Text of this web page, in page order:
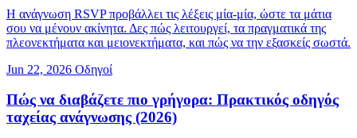
Η ανάγνωση RSVP προβάλλει τις λέξεις μία-μία, ώστε τα μάτια
σου να μένουν ακίνητα. Δες πώς λειτουργεί, τα πραγματικά της
πλεονεκτήματα και μειονεκτήματα, και πώς να την εξασκείς σωστά.
Jun 22, 2026 Οδηγοί
Πώς να διαβάζετε πιο γρήγορα: Πρακτικός οδηγός
ταχείας ανάγνωσης (2026)